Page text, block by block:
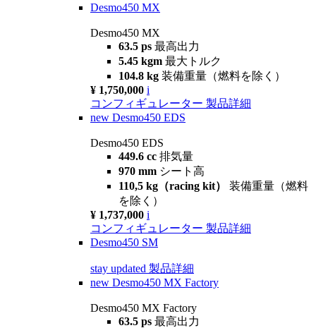
Desmo450 MX
Desmo450 MX
63.5 ps 最高出力
5.45 kgm 最大トルク
104.8 kg 装備重量（燃料を除く）
¥ 1,750,000 i
コンフィギュレーター 製品詳細
new Desmo450 EDS
Desmo450 EDS
449.6 cc 排気量
970 mm シート高
110,5 kg（racing kit） 装備重量（燃料
を除く）
¥ 1,737,000 i
コンフィギュレーター 製品詳細
Desmo450 SM
stay updated 製品詳細
new Desmo450 MX Factory
Desmo450 MX Factory
63.5 ps 最高出力